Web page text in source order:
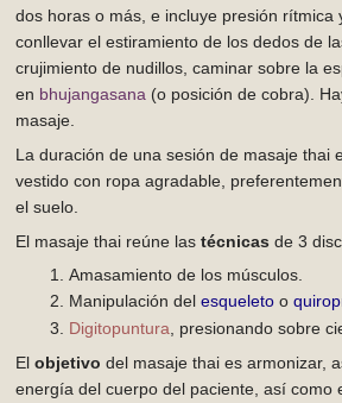
dos horas o más, e incluye presión
conllevar el estiramiento de los dedos de
crujimiento de nudillos, caminar sobre la
en bhujangasana (o posición de cobra).
masaje.
La duración de una sesión de masaje thai
vestido con ropa agradable,
el suelo.
El masaje thai reúne lastécnicas de 3
Amasamiento de los músculos.
Manipulación del esqueleto o
Digitopuntura , presionando sobre
Elobjetivo del masaje thai es armonizar,
energía del cuerpo del paciente, así como